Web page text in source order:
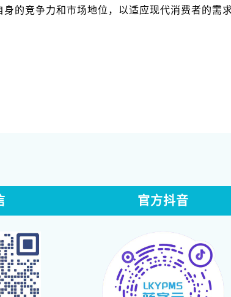
的竞争力和市场地位，以适应现代消费者的需求
官方抖音